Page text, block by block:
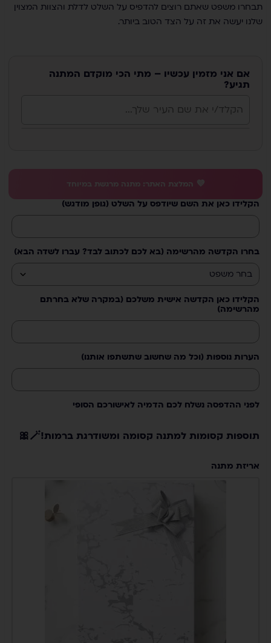
תבחרו משפט שאתם רוצים להדפיס על השלט לדלת והצוות המצוין
שלנו יעשה את זה על הצד הטוב ביותר.
אם אני מזמין עכשיו – מתי הכי מוקדם המתנה
תגיע?
💜 המלצת האתר: מתנה מרגשת במיוחד
הקלידו כאן את השם שיודפס על השלט (גופן מודגש)
בחרו הקדשה מהרשימה (בא לכם לכתוב לבד? עברו לשדה הבא)
הקלידו כאן הקדשה אישית משלכם (במקרה שלא בחרתם
מהרשימה)
הערות נוספות (וכל מה שחשוב שתשתפו אותנו)
לפני ההדפסה נשלח לכם הדמיה לאישורכם הסופי
תוספות קסומות למתנה קסומה ומשודרגת ברמות!🪄🎀
אריזת מתנה